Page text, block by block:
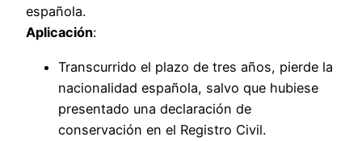
española.
Aplicación:
Transcurrido el plazo de tres años, pierde la
nacionalidad española, salvo que hubiese
presentado una declaración de
conservación en el Registro Civil.